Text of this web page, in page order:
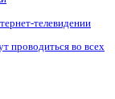
телевидении
проводиться во всех